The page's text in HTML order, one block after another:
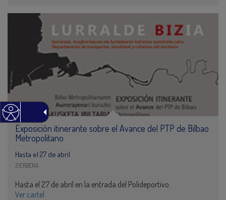
Exposición itinerante sobre el Avance del PTP de Bilbao
Metropolitano
Hasta el 27 de abril
ZIERBENA
Hasta el 27 de abril en la entrada del Polideportivo.
Ver cartel